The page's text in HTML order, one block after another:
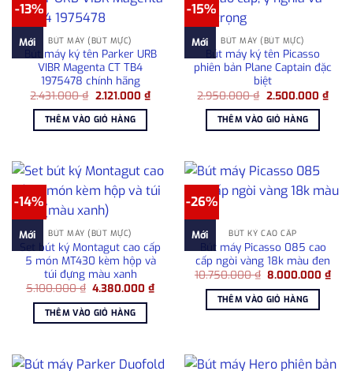
-13%
Mới BÚT MÁY (BÚT MỰC)
Bút máy ký tên Parker URB
VIBR Magenta CT TB4
1975478 chính hãng
2.431.000₫ Giá
là:
2.431.000 ₫.
2.121.000 ₫Giá
hiện
2.121.000 ₫.
THÊM VÀO GIỎ HÀNG
-15%
Mới BÚT MÁY (BÚT MỰC)
Bút máy ký tên Picasso
phiên bản Plane Captain đặc
biệt
2.950.000₫ Giá
là:
2.950.000 ₫.
2.500.000 ₫Giá
hiện
THÊM VÀO GIỎ HÀNG
-14%
Mới BÚT MÁY (BÚT MỰC)
Set bút ký Montagut cao cấp
5 món MT430 kèm hộp và
túi đựng màu xanh
5.100.000₫ Giá
là:
5.100.000 ₫.
4.380.000₫Giá
hiện
THÊM VÀO GIỎ HÀNG
-26%
Mới BÚT KÝ CAO CẤP
Bút máy Picasso 085 cao
cấp ngòi vàng 18k màu đen
10.750.000₫ Giá
là:
10.750.000 ₫.
8.000.000₫Giá
hiện
THÊM VÀO GIỎ HÀNG